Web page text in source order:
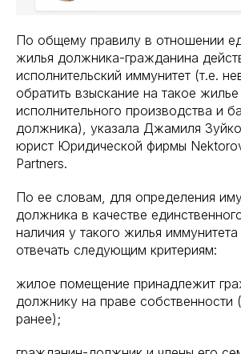
По общему правилу в отношении
жилья должника-гражданина
исполнительский иммунитет (т.е.
обратить взыскание на такое
исполнительного производства и
должника), указала Джамиля
юрист Юридической фирмы
Partners.
По ее словам, для определения
должника в качестве
наличия у такого жилья
отвечать следующим критериям:
жилое помещение принадлежит
должнику на праве собственности
ранее);